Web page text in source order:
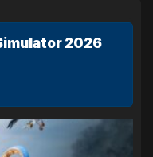
2026